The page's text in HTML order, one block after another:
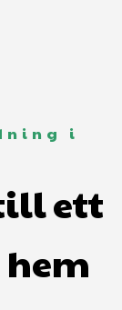
i
ett